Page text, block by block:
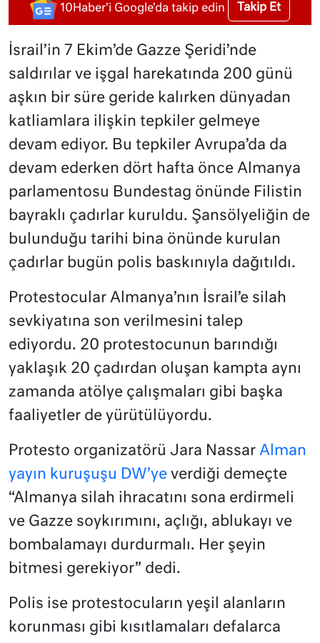
10Haber'i Google'da takip edin Takip Et
İsrail’in 7 Ekim’de Gazze Şeridi’nde
saldırılar ve işgal harekatında 200 günü
aşkın bir süre geride kalırken dünyadan
katliamlara ilişkin tepkiler gelmeye
devam ediyor. Bu tepkiler Avrupa’da da
devam ederken dört hafta önce Almanya
parlamentosu Bundestag önünde Filistin
bayraklı çadırlar kuruldu. Şansölyeliğin de
bulunduğu tarihi bina önünde kurulan
çadırlar bugün polis baskınıyla dağıtıldı.
Protestocular Almanya’nın İsrail’e silah
sevkiyatına son verilmesini talep
ediyordu. 20 protestocunun barındığı
yaklaşık 20 çadırdan oluşan kampta aynı
zamanda atölye çalışmaları gibi başka
faaliyetler de yürütülüyordu.
Protesto organizatörü Jara Nassar Alman
yayın kuruşuşu DW’ye verdiği demeçte
“Almanya silah ihracatını sona erdirmeli
ve Gazze soykırımını, açlığı, ablukayı ve
bombalamayı durdurmalı. Her şeyin
bitmesi gerekiyor” dedi.
Polis ise protestocuların yeşil alanların
korunması gibi kısıtlamaları defalarca